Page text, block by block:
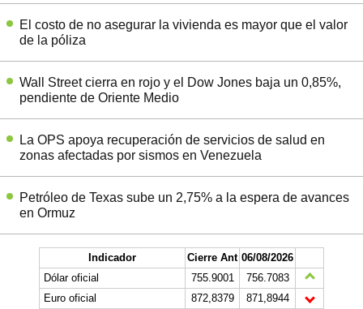
El costo de no asegurar la vivienda es mayor que el valor
de la póliza
Wall Street cierra en rojo y el Dow Jones baja un 0,85%,
pendiente de Oriente Medio
La OPS apoya recuperación de servicios de salud en
zonas afectadas por sismos en Venezuela
Petróleo de Texas sube un 2,75% a la espera de avances
en Ormuz
Indicador Cierre Ant 06/08/2026
Dólar oficial
755.9001
756.7083
Euro oficial
872,8379
871,8944